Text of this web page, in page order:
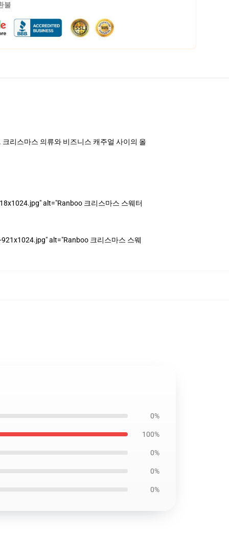
불
리스마스 의류와 비즈니스 캐주얼 사이의 올
alt="Ranboo 크리스마스 스웨터
alt="Ranboo 크리스마스 스웨
0%
100%
0%
0%
0%